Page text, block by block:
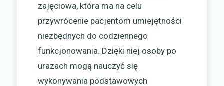
zajęciowa, która ma na celu
przywrócenie pacjentom umiejętności
niezbędnych do codziennego
funkcjonowania. Dzięki niej osoby po
urazach mogą nauczyć się
wykonywania podstawowych